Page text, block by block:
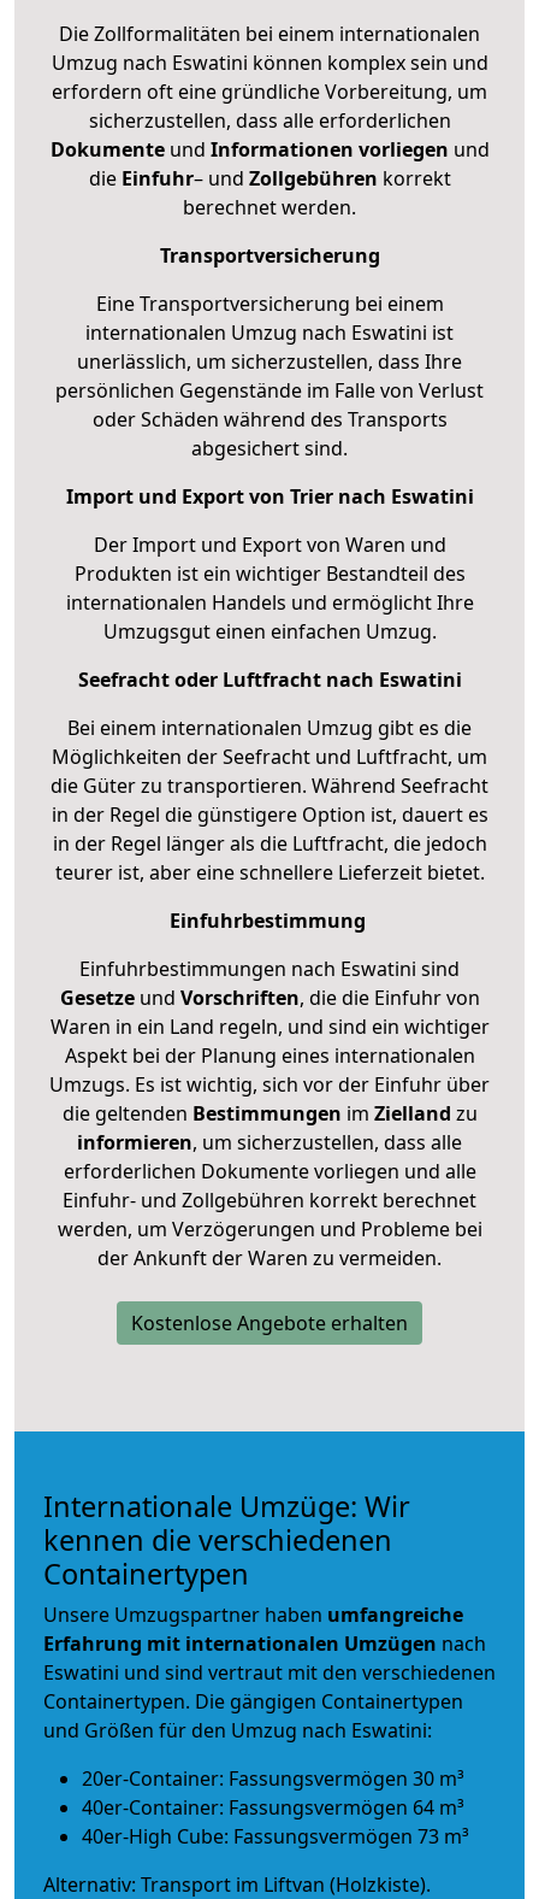
Die Zollformalitäten bei einem internationalen
Umzug nach Eswatini können komplex sein und
erfordern oft eine gründliche Vorbereitung, um
sicherzustellen, dass alle erforderlichen
Dokumenteund Informationen vorliegen und
die Einfuhr– und Zollgebühren korrekt
berechnet werden.
Transportversicherung
Eine Transportversicherung bei einem
internationalen Umzug nach Eswatini ist
unerlässlich, um sicherzustellen, dass Ihre
persönlichen Gegenstände im Falle von Verlust
oder Schäden während des Transports
abgesichert sind.
Import und Export von Trier nach Eswatini
Der Import und Export von Waren und
Produkten ist ein wichtiger Bestandteil des
internationalen Handels und ermöglicht Ihre
Umzugsgut einen einfachen Umzug.
Seefracht oder Luftfracht nach Eswatini
Bei einem internationalen Umzug gibt es die
Möglichkeiten der Seefracht und Luftfracht, um
die Güter zu transportieren. Während Seefracht
in der Regel die günstigere Option ist, dauert es
in der Regel länger als die Luftfracht, die jedoch
teurer ist, aber eine schnellere Lieferzeit bietet.
Einfuhrbestimmung
Einfuhrbestimmungen nach Eswatini sind
Gesetzeund Vorschriften, die die Einfuhr von
Waren in ein Land regeln, und sind ein wichtiger
Aspekt bei der Planung eines internationalen
Umzugs. Es ist wichtig, sich vor der Einfuhr über
die geltenden Bestimmungen im Zielland zu
informieren, um sicherzustellen, dass alle
erforderlichen Dokumente vorliegen und alle
Einfuhr- und Zollgebühren korrekt berechnet
werden, um Verzögerungen und Probleme bei
der Ankunft der Waren zu vermeiden.
Kostenlose Angebote erhalten
Internationale Umzüge: Wir
kennen die verschiedenen
Containertypen
Unsere Umzugspartner haben umfangreiche
Erfahrung mit internationalen Umzügen nach
Eswatini und sind vertraut mit den verschiedenen
Containertypen. Die gängigen Containertypen
und Größen für den Umzug nach Eswatini:
20er-Container: Fassungsvermögen 30 m³
40er-Container: Fassungsvermögen 64 m³
40er-High Cube: Fassungsvermögen 73 m³
Alternativ: Transport im Liftvan (Holzkiste).